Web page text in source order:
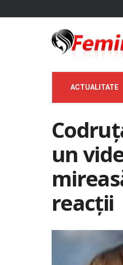
ACTUALITATE
un
reacții